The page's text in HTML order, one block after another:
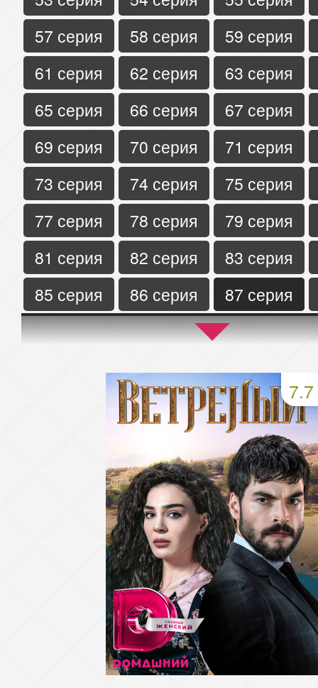
57 серия
58 серия
59 серия
61 серия
62 серия
63 серия
65 серия
66 серия
67 серия
69 серия
70 серия
71 серия
73 серия
74 серия
75 серия
77 серия
78 серия
79 серия
81 серия
82 серия
83 серия
85 серия
86 серия
87 серия
89 серия
90 серия
91 серия
94 серия
95 серия
98 серия 99 серия
103 серия
105 серия
106 серия 107 серия
109 серия
110 серия 111 серия
113 серия
114 серия 115 серия
117 серия
118 серия 119 серия
121 серия
122 серия 123 серия
125 серия
126 серия
7.7